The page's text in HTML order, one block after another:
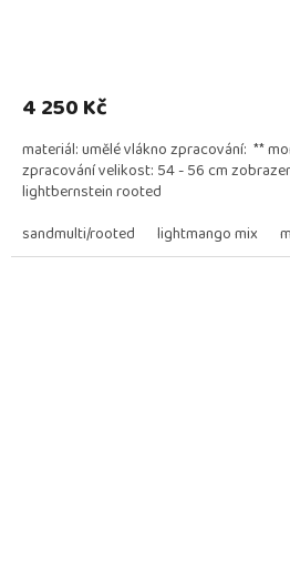
4 250 Kč
materiál: umělé vlákno zpracování: **
zpracování velikost: 54 - 56 cm
lightbernstein rooted
sandmulti/rooted
lightmango mix